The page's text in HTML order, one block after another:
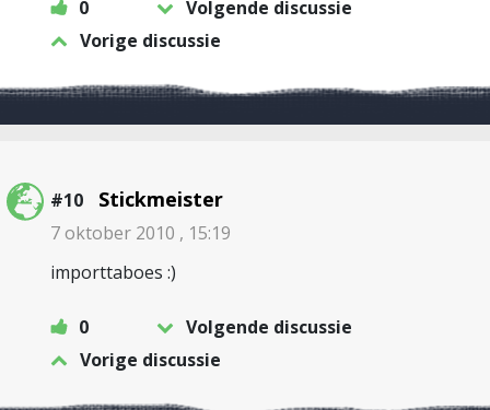
0
Volgende discussie
Vorige discussie
#10 Stickmeister
7 oktober 2010 , 15:19
importtaboes :)
0
Volgende discussie
Vorige discussie